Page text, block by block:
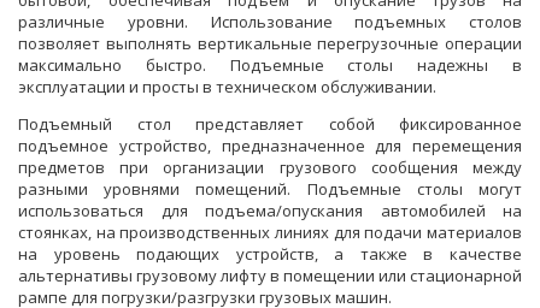
различные уровни. Использование подъемных столов
позволяет выполнять вертикальные перегрузочные операции
максимально быстро. Подъемные столы надежны в
эксплуатации и просты в техническом обслуживании.
Подъемный стол представляет собой фиксированное
подъемное устройство, предназначенное для перемещения
предметов при организации грузового сообщения между
разными уровнями помещений. Подъемные столы могут
использоваться для подъема/опускания автомобилей на
стоянках, на производственных линиях для подачи материалов
на уровень подающих устройств, а также в качестве
альтернативы грузовому лифту в помещении или стационарной
рампе для погрузки/разгрузки грузовых машин.